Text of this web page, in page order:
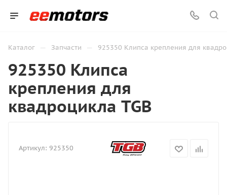
Каталог — Запчасти — 925350 Клипса крепления для
925350 Клипса
крепления для
квадроцикла TGB
Артикул: 925350